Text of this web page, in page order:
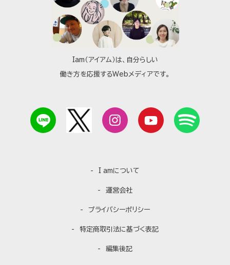
Iam（アイアム）は、自分らしい
働き方を応援するWebメディアです。
I amについて
運営会社
プライバシーポリシー
特定商取引法に基づく表記
編集後記